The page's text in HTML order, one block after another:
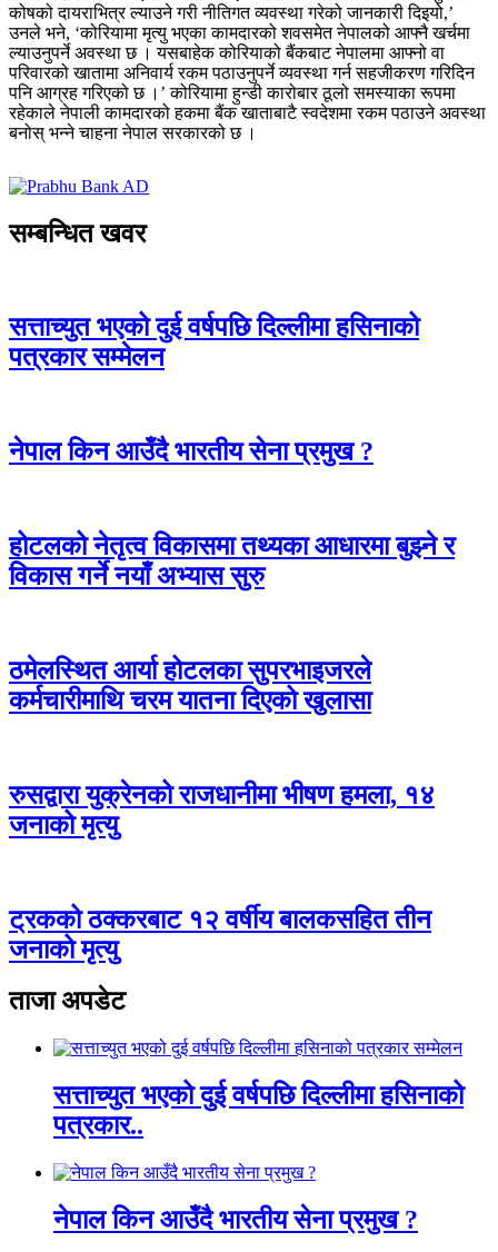
कोषको दायराभित्र ल्याउने गरी नीतिगत व्यवस्था गरेको जानकारी दिइयो,’
उनले भने, ‘कोरियामा मृत्यु भएका कामदारको शवसमेत नेपालको आफ्नै खर्चमा
ल्याउनुपर्ने अवस्था छ । यसबाहेक कोरियाको बैंकबाट नेपालमा आफ्नो वा
परिवारको खातामा अनिवार्य रकम पठाउनुपर्ने व्यवस्था गर्न सहजीकरण गरिदिन
पनि आग्रह गरिएको छ ।’ कोरियामा हुन्डी कारोबार ठूलो समस्याका रूपमा
रहेकाले नेपाली कामदारको हकमा बैंक खाताबाटै स्वदेशमा रकम पठाउने अवस्था
बनोस् भन्ने चाहना नेपाल सरकारको छ ।
सम्बन्धित खवर
सत्ताच्युत भएको दुई वर्षपछि दिल्लीमा हसिनाको
पत्रकार सम्मेलन
नेपाल किन आउँदै भारतीय सेना प्रमुख ?
होटलको नेतृत्व विकासमा तथ्यका आधारमा बुझ्ने र
विकास गर्ने नयाँ अभ्यास सुरु
ठमेलस्थित आर्या होटलका सुपरभाइजरले
कर्मचारीमाथि चरम यातना दिएको खुलासा
रुसद्वारा युक्रेनको राजधानीमा भीषण हमला, १४
जनाको मृत्यु
ट्रकको ठक्करबाट १२ वर्षीय बालकसहित तीन
जनाको मृत्यु
ताजा अपडेट
सत्ताच्युत भएको दुई वर्षपछि दिल्लीमा हसिनाको
पत्रकार..
नेपाल किन आउँदै भारतीय सेना प्रमुख ?